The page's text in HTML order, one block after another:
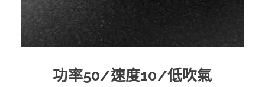
功率50/速度10/低吹氣